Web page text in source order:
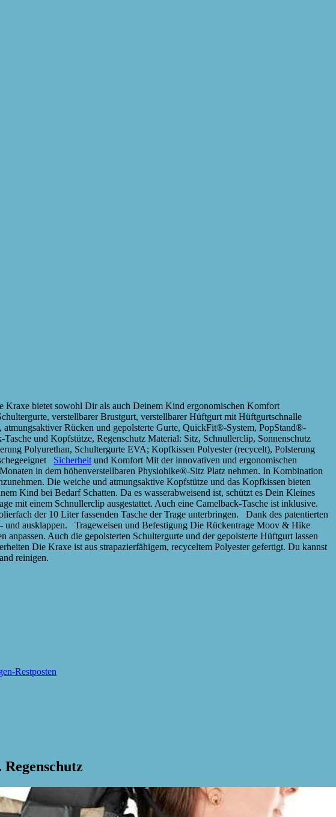
bietet sowohl Dir als auch Deinem Kind ergonomischen Komfort
verstellbarer Brustgurt, verstellbarer Hüftgurt mit Hüftgurtschnalle
Rücken und gepolsterte Gurte, QuickFit®-System, PopStand®-
und Kopfstütze, Regenschutz Material: Sitz, Schnullerclip, Sonnenschutz
Polyurethan, Schultergurte EVA; Kopfkissen Polyester (recycelt), Polsterung
Sicherheit und Komfort Mit der innovativen und ergonomischen
in dem höhenverstellbaren Physiohike®-Sitz Platz nehmen. In Kombination
Die weiche und atmungsaktive Kopfstütze und das Kopfkissen bieten
Kind bei Bedarf Schatten. Da es wasserabweisend ist, schützt es Dein Kleines
mit einem Schnullerclip ausgestattet. Auch eine Camelback-Tasche ist inklusive.
der 10 Liter fassenden Tasche der Trage unterbringen. Dank des patentierten
und ausklappen. Trageweisen und Befestigung Die Rückentrage Moov & Hike
Auch die gepolsterten Schultergurte und der gepolsterte Hüftgurt lassen
Die Kraxe ist aus strapazierfähigem, recyceltem Polyester gefertigt. Du kannst
reinigen.
Restposten